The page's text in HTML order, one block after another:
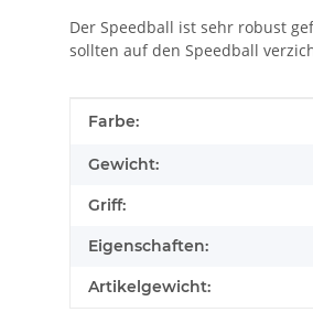
Der Speedball ist sehr robust
sollten auf den Speedball
Produkteigenschaft
Wert
Farbe:
Gewicht:
Griff:
Eigenschaften:
Artikelgewicht: